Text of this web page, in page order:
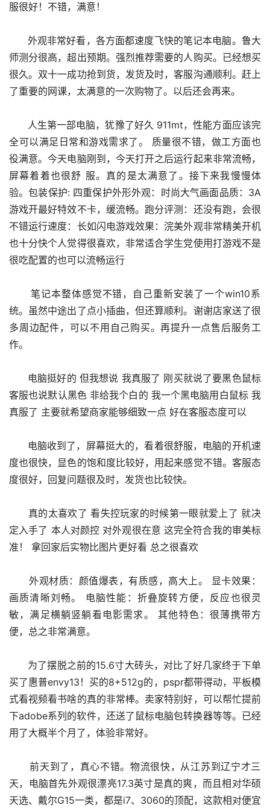
服很好！不错，满意！
师测分很高，超出预期。强烈推荐需要的人购买。已经想买
很久。双十一成功抢到货，发货及时，客服沟通顺利。赶上
了重要的网课，太满意的一次购物了。以后还会再来。
全可以满足日常和游戏需求了。 质量很不错，做工方面也
役满意。今天电脑刚到，今天打开之后运行起来非常流畅，
屏幕着着也很舒 服。真的是太满意了。接下来我慢慢体
验。包装保护: 四重保护外形外观：时尚大气画面品质：3A
游戏开最好特效不卡，缓流畅。跑分评测：还没有跑，会很
不错运行速度：长如闪电游戏效果：浣美外观非常精美开机
也十分快个人觉得很喜欢，非常适合学生党使用打游戏不是
很吃配置的也可以流畅运行
统。虽然中途出了点小插曲，但还算顺利。谢谢店家送了很
多周边配件，可以不用自己购买。再提升一点售后服务工
作。
客服也说默认黑色 非给我个白的 我一个黑电脑用白鼠标 我
真服了 主要就希望商家能够细致一点 好在客服态度可以
度也很快，显色的饱和度比较好，用起来感觉不错。客服态
度很好，回复问题很及时，发货也比较快。
定入手了 本人对颜控 对外观很在意 这完全符合我的审美标
准！ 拿回家后实物比图片更好看 总之很喜欢
画质清晰刘畅。 电脑性能：折叠旋转方便，反应也很灵
敏，满足横躺竖躺看电影需求。 其他特色：很薄携带方
便，总之非常满意。
买了惠普envy13！买的8+512g的，pspr都带得动，平板模
式看视频看书啥的真的非常棒。卖家特别好，可以帮忙提前
下adobe系列的软件，还送了鼠标电脑包转换器等等。已经
用了大概半个月了，体验非常好。
      前天到了，真心不错。物流很快，从江苏到辽宁才三
天，电脑首先外观很漂亮17.3英寸是真的爽，而且相对华硕
天选、戴尔G15一类，都是i7、3060的顶配，这款相对便宜